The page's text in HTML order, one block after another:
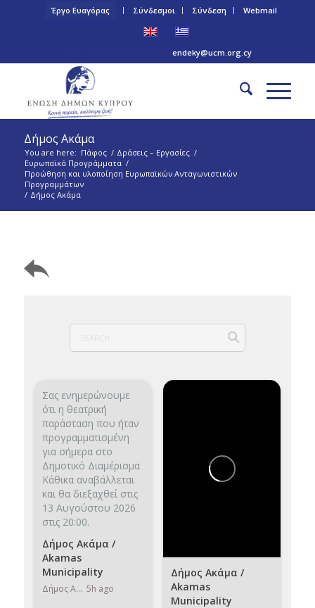
Έργο Ευαγόρας Σύνδεσμοι Σύνδεση Webmail
endeky@ucm.org.cy
Δήμος Ακάμα
You are here: Πάφος / Δράσεις – Εργασίες /
Ευρωπαϊκά Προγράμματα /
Προώθηση και υλοποίηση Ευρωπαϊκών Ανταγωνιστικών
Προγραμμάτων
/ Δήμος Ακάμα
Σας ενημερώνουμε
ότι η θεατρική
παράσταση που ήταν
προγραμματισμένη
για σήμερα στο
Δημοτικό Διαμέρισμα
Κάθικα αναβάλλεται
και θα διεξαχθεί στις
13 Αυγούστου 2026
στις 20:00.
Δήμος Ακάμα /
Akamas
Municipality
Δήμος Ακάμα / Akamas Municipality 5h ago
Δήμος Ακάμα /
Akamas
Municipality